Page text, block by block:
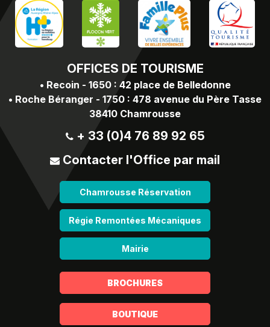
OFFICES DE TOURISME
• Recoin - 1650 : 42 place de Belledonne
• Roche Béranger - 1750 : 478 avenue du Père Tasse
38410 Chamrousse
+ 33 (0)4 76 89 92 65
Contacter l'Office par mail
Chamrousse Réservation
Régie Remontées Mécaniques
Mairie
BROCHURES
BOUTIQUE